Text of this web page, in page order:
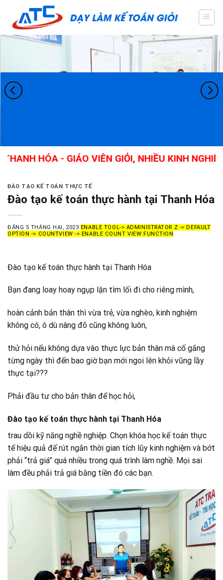
content
HÓA - GIÁO VIÊN GIỎI, NHIỀU KINH NGHIỆM
ĐÀO TẠO KẾ TOÁN THỰC TẾ
Đào tạo kế toán thực hành tại Thanh Hóa
ĐĂNG 5 THÁNG HAI, 2023 ENABLE TOOL-> ADMINISTRATOR Z -> DEFAULT
OPTION -> COUNTVIEW -> ENABLE COUNT VIEW FUNCTION
Đào tạo kế toán thực hành tại Thanh Hóa
Bạn đang loay hoay ngụp lặn tìm lối đi cho riêng mình,
hoàn cảnh bản thân thì vừa trẻ, vừa nghèo, kinh nghiệm
không có, ô dù nâng đõ cũng không luôn,
thử hỏi nếu không dựa vào thực lực bản thân mà cố gắng
từng ngày thì đến bao giờ bạn mới ngoi lên khỏi vũng lầy
thực tại???
Phải đầu tư cho bản thân để học hỏi,
Đào tạo kế toán thực hành tại Thanh Hóa
trau dồi kỹ năng nghề nghiệp. Chọn khóa học kế toán thực
tế hiệu quả để rút ngắn thời gian tích lũy kinh nghiệm và bớt
phải “trả giá” quá nhiều trong quá trình làm nghề. Mọi sai
làm đều phải trả giá bằng tiền đó các bạn.